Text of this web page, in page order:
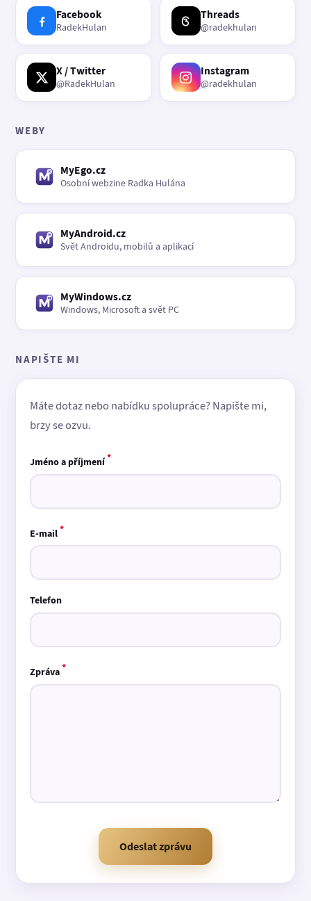
Facebook
RadekHulan
Threads
@radekhulan
X / Twitter
@RadekHulan
Instagram
@radekhulan
WEBY
MyEgo.cz
Osobní webzine Radka Hulána
MyAndroid.cz
Svět Androidu, mobilů a aplikací
MyWindows.cz
Windows, Microsoft a svět PC
NAPIŠTE MI
Máte dotaz nebo nabídku spolupráce? Napište mi,
brzy se ozvu.
Jméno a příjmení*
E-mail*
Telefon
Zpráva*
Odeslat zprávu